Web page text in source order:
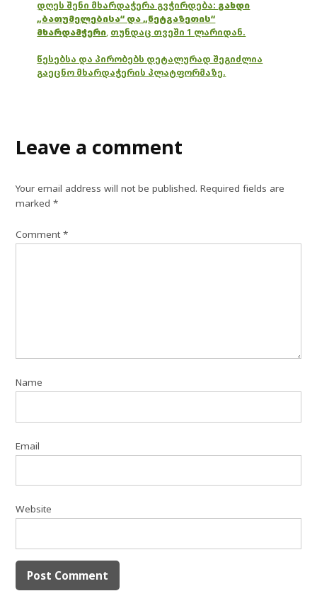
დღეს შენი მხარდაჭერა გვჭირდება: გახდი
„ბათუმელებისა“ და „ნეტგაზეთის“
მხარდამჭერი, თუნდაც თვეში 1 ლარიდან.
წესებსა და პირობებს დეტალურად შეგიძლია
გაეცნო მხარდაჭერის პლატფორმაზე.
Leave a comment
Your email address will not be published. Required fields are
marked*
Comment*
Name
Email
Website